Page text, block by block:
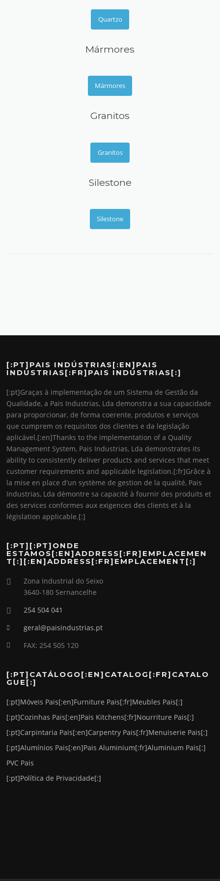
Quartzo
Mármores
Mármores
Granitos
Granitos
Silestone
Silestone
[:PT]PAIS INDÚSTRIAS[:EN]PAIS
INDÚSTRIAS[:FR]PAIS INDÚSTRIAS[:]
[:pt]Graças à implementação de um Sistema de Gestão da
Qualidade, a Pais Industrias, Lda demonstra a sua capacidade
para proporcionar, de forma coerente, produtos e serviços
que cumprem os requisitos dos clientes e da legislação
aplicável.[:en]Thanks to the implementation of a Quality
Management System, Pais Industrias, Lda demonstrates its
ability to consistently deliver products and services that meet
customer requirements and applicable legislation.[:fr]Grâce à
la mise en place d'un système de gestion de la qualité, Pais
Industrias, Lda démontre sa capacité à fournir des produits et
des services conformes aux exigences des clients et à la
législation applicable.[:]
[:PT][:PT]ONDE
ESTAMOS[:EN]ADDRESS[:FR]EMPLACEMEN
T[:][:EN]ADDRESS[:FR]EMPLACEMENT[:]
Zona Industrial do Seixo
3640-180 Sernancelhe
254 504 041
geral@paisindustrias.pt
FAX: 254 505 120
[:PT]CATÁLOGO[:EN]CATALOG[:FR]CATALO
GUE[:]
[:pt]Móveis Pais[:en]Furniture Pais[:fr]Meubles Pais[:]
[:pt]Cozinhas Pais[:en]Pais Kitchens[:fr]Nourriture Pais[:]
[:pt]Carpintaria Pais[:en]Carpentry Pais[:fr]Menuiserie Pais[:]
[:pt]Alumínios Pais[:en]Pais Aluminium[:fr]Aluminium Pais[:]
PVC Pais
[:pt]Política de Privacidade[:]